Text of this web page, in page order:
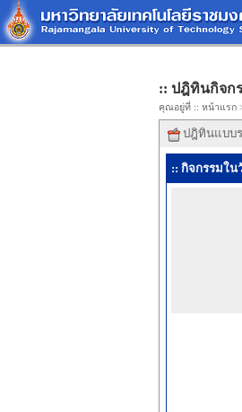
:: ปฎิทินกิจก
คุณอยู่ที่ :: หน้าแรก
ปฎิทินแบบ
:: กิจกรรมใน